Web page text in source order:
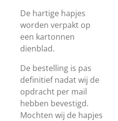
De hartige hapjes
worden verpakt op
een kartonnen
dienblad.
De bestelling is pas
definitief nadat wij de
opdracht per mail
hebben bevestigd.
Mochten wij de hapjes